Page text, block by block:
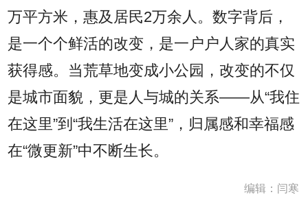
万平方米，惠及居民2万余人。数字背后，
是一个个鲜活的改变，是一户户人家的真实
获得感。当荒草地变成小公园，改变的不仅
是城市面貌，更是人与城的关系——从“我住
在这里”到“我生活在这里”，归属感和幸福感
在“微更新”中不断生长。
编辑：闫寒